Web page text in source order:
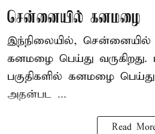
சென்னையில் கனமழை
இந்நிலையில், சென்னையில்
கனமழை பெய்து வருகிறது.
பகுதிகளில் கனமழை பெய்து
அதன்பட ...
Read